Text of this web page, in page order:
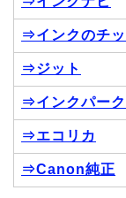
⇒インクのチ
⇒ジット
⇒インクパー
⇒エコリカ
⇒Canon純正